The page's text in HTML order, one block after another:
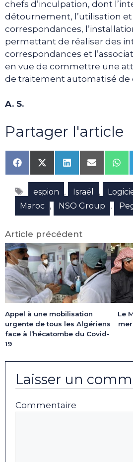
chefs d’inculpation, dont
détournement, l’utilisation
correspondances,
permettant de réaliser des
correspondances et
en vue de commettre une
de traitement automatisé de
A. S.
Partager l'article
Share
on
Facebook
Share
on
X
(Twitter)
Share
on
LinkedIn
Share
on
Email
on
Étiquettes
espion , Israël ,
Maroc , NSO Group ,
Article précédent
Appel à une mobilisation
urgente de tous les Algériens
face à l’hécatombe du Covid-
19
Le
Laisser un
Commentaire